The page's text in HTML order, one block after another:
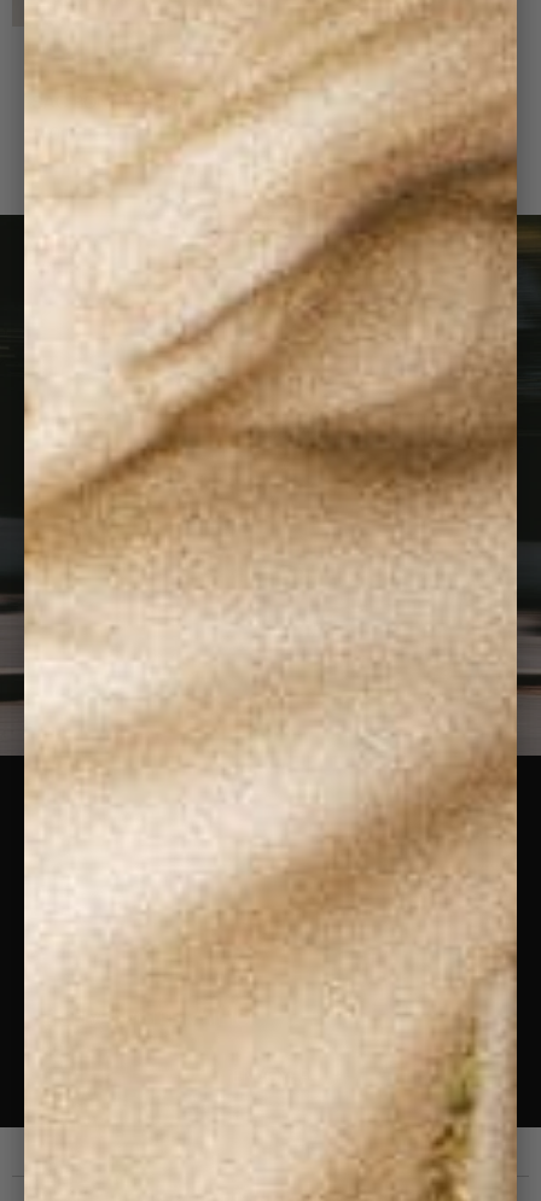
SAC BONNY SAUGE
+ 8
140,00 €
ABONNEZ-VOUS À
NOTRE
NEWSLETTER
Pour ne rien manquer de nos nouveautés &
actualités.